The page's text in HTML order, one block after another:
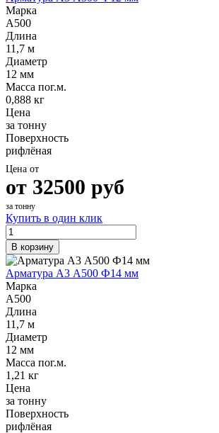
Марка
А500
Длина
11,7 м
Диаметр
12 мм
Масса пог.м.
0,888 кг
Цена
за тонну
Поверхность
рифлёная
Цена от
от 32500 руб
за тонну
Купить в один клик
В корзину
Арматура А3 А500 Ф14 мм
Марка
А500
Длина
11,7 м
Диаметр
12 мм
Масса пог.м.
1,21 кг
Цена
за тонну
Поверхность
рифлёная